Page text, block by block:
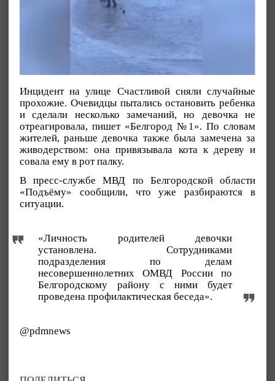
Инцидент на улице Счастливой сняли случайные
прохожие. Очевидцы пытались остановить ребенка
и сделали несколько замечаний, но девочка не
отреагировала, пишет «Белгород №1». По словам
жителей, раньше девочка также была замечена за
живодерством: она привязывала кота к дереву и
совала ему в рот палку.
В пресс-службе МВД по Белгородской области
«Подъёму» сообщили, что уже разбираются в
ситуации.
«Личность родителей девочки
установлена. Сотрудниками
подразделения по делам
несовершеннолетних ОМВД России по
Белгородскому району с ними будет
проведена профилактическая беседа».
@pdmnews